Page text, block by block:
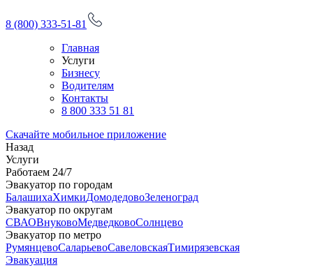
8 (800) 333-51-81
Главная
Услуги
Бизнесу
Водителям
Контакты
8 800 333 51 81
Скачайте мобильное приложение
Назад
Услуги
Работаем 24/7
Эвакуатор по городам
БалашихаХимкиДомодедовоЗеленоград
Эвакуатор по округам
СВАОВнуковоМедведковоСолнцево
Эвакуатор по метро
РумянцевоСаларьевоСавеловскаяТимирязевская
Эвакуация